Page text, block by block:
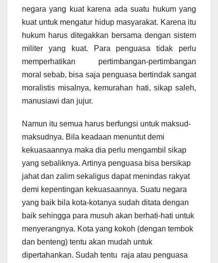
negara yang kuat karena ada suatu hukum yang
kuat untuk mengatur hidup masyarakat. Karena itu
hukum harus ditegakkan bersama dengan sistem
militer yang kuat. Para penguasa tidak perlu
memperhatikan pertimbangan-pertimbangan
moral sebab, bisa saja penguasa bertindak sangat
moralistis misalnya, kemurahan hati, sikap saleh,
manusiawi dan jujur.
Namun itu semua harus berfungsi untuk maksud-
maksudnya. Bila keadaan menuntut demi
kekuasaannya maka dia perlu mengambil sikap
yang sebaliknya. Artinya penguasa bisa bersikap
jahat dan zalim sekaligus dapat menindas rakyat
demi kepentingan kekuasaannya. Suatu negara
yang baik bila kota-kotanya sudah ditata dengan
baik sehingga para musuh akan berhati-hati untuk
menyerangnya. Kota yang kokoh (dengan tembok
dan benteng) tentu akan mudah untuk
dipertahankan. Sudah tentu raja atau penguasa